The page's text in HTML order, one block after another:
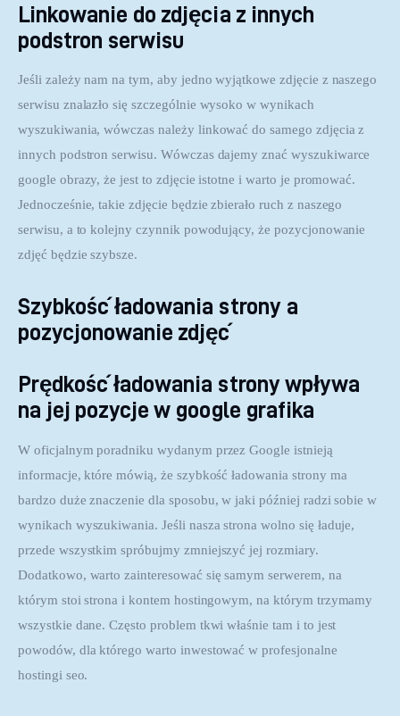
Linkowanie do zdjęcia z innych
podstron serwisu
Jeśli zależy nam na tym, aby jedno wyjątkowe zdjęcie z naszego
serwisu znalazło się szczególnie wysoko w wynikach
wyszukiwania, wówczas należy linkować do samego zdjęcia z
innych podstron serwisu. Wówczas dajemy znać wyszukiwarce
google obrazy, że jest to zdjęcie istotne i warto je promować.
Jednocześnie, takie zdjęcie będzie zbierało ruch z naszego
serwisu, a to kolejny czynnik powodujący, że pozycjonowanie
zdjęć będzie szybsze.
Szybkość ładowania strony a
pozycjonowanie zdjęć
Prędkość ładowania strony wpływa
na jej pozycje w google grafika
W oficjalnym poradniku wydanym przez Google istnieją
informacje, które mówią, że szybkość ładowania strony ma
bardzo duże znaczenie dla sposobu, w jaki później radzi sobie w
wynikach wyszukiwania. Jeśli nasza strona wolno się ładuje,
przede wszystkim spróbujmy zmniejszyć jej rozmiary.
Dodatkowo, warto zainteresować się samym serwerem, na
którym stoi strona i kontem hostingowym, na którym trzymamy
wszystkie dane. Często problem tkwi właśnie tam i to jest
powodów, dla którego warto inwestować w profesjonalne
hostingi seo.